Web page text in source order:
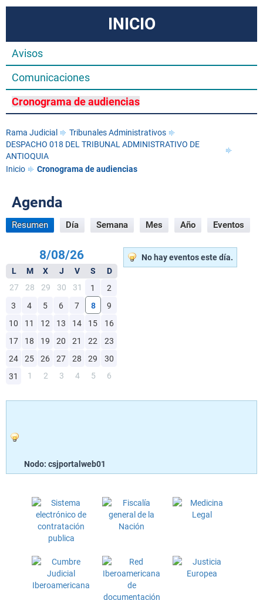
INICIO
Avisos
Comunicaciones
Cronograma de audiencias
Rama Judicial
Tribunales Administrativos
DESPACHO 018 DEL TRIBUNAL ADMINISTRATIVO DE
ANTIOQUIA
Inicio
Cronograma de audiencias
Agenda
Resumen Día Semana Mes Año Eventos
8/08/26
L M X J V S
D
27
28 29 30 31 1
2
3
4 5 6 7 8
9
10
11 12 13 14 15
16
17
18 19 20 21 22
23
24
25 26 27 28 29
30
31
1 2 3 4 5 6
No hay eventos este día.
Nodo: csjportalweb01